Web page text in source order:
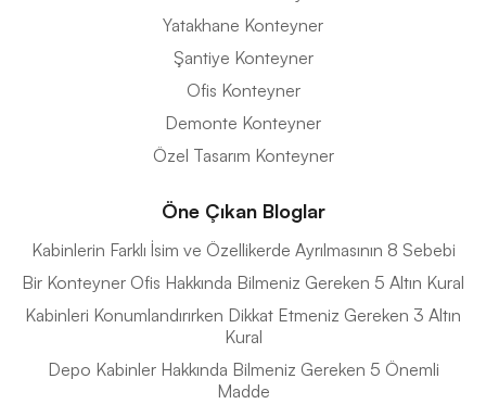
Yatakhane Konteyner
Şantiye Konteyner
Ofis Konteyner
Demonte Konteyner
Özel Tasarım Konteyner
Öne Çıkan Bloglar
Kabinlerin Farklı İsim ve Özellikerde Ayrılmasının 8 Sebebi
Bir Konteyner Ofis Hakkında Bilmeniz Gereken 5 Altın Kural
Kabinleri Konumlandırırken Dikkat Etmeniz Gereken 3 Altın
Kural
Depo Kabinler Hakkında Bilmeniz Gereken 5 Önemli
Madde